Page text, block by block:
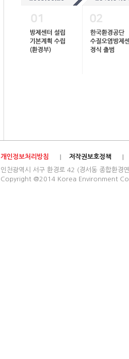
개인정보처리방침
저작권보호정책
인천광역시 서구 환경로 42 (경서동 종합
Copyright @2014 Korea Environment